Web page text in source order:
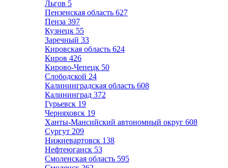
Льгов 5
Пензенская область 627
Пенза 397
Кузнецк 55
Заречный 33
Кировская область 624
Киров 426
Кирово-Чепецк 50
Слободской 24
Калининградская область 608
Калининград 372
Гурьевск 19
Черняховск 19
Ханты-Мансийский автономный округ 608
Сургут 209
Нижневартовск 138
Нефтеюганск 53
Смоленская область 595